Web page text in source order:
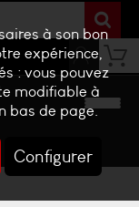
à son bon
expérience,
: vous pouvez
modifiable à
bas de page.
Configurer